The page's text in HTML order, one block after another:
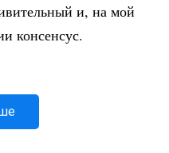
и, на мой
консенсус.